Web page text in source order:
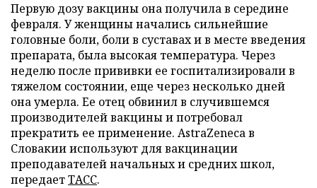
Первую дозу вакцины она получила в середине
февраля. У женщины начались сильнейшие
головные боли, боли в суставах и в месте введения
препарата, была высокая температура. Через
неделю после прививки ее госпитализировали в
тяжелом состоянии, еще через несколько дней
она умерла. Ее отец обвинил в случившемся
производителей вакцины и потребовал
прекратить ее применение. AstraZeneca в
Словакии используют для вакцинации
преподавателей начальных и средних школ,
передаетТАСС.